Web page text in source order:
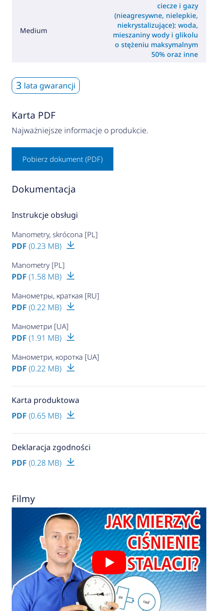
Medium
ciecze i gazy
(nieagresywne, nielepkie,
niekrystalizujące): woda,
mieszaniny wody i glikolu
o stężeniu maksymalnym
50% oraz inne
3 lata gwarancji
Karta PDF
Najważniejsze informacje o produkcie.
Pobierz dokument (PDF)
Dokumentacja
Instrukcje obsługi
Manometry, skrócona [PL]
PDF (0.23 MB)
Manometry [PL]
PDF (1.58 MB)
Манометры, краткая [RU]
PDF (0.22 MB)
Манометри [UA]
PDF (1.91 MB)
Манометри, коротка [UA]
PDF (0.22 MB)
Karta produktowa
PDF (0.65 MB)
Deklaracja zgodności
PDF (0.28 MB)
Filmy